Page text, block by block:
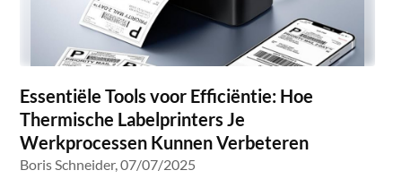
Essentiële Tools voor Efficiëntie: Hoe
Thermische Labelprinters Je
Werkprocessen Kunnen Verbeteren
Boris Schneider,07/07/2025